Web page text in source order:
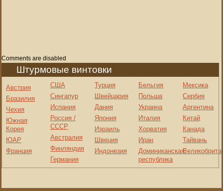
Comments are disabled
Штурмовые винтовки
Австрия
Бразилия
Чехия
Южная
Корея
ЮАР
Франция
США
Сингапур
Испания
Россия /
СССР
Австралия
Финляндия
Германия
Турция
Швейцария
Дания
Япония
Израиль
Швеция
Индонезия
Бельгия
Польша
Украина
Италия
Хорватия
Иран
Доминиканская
республика
Мексика
Сербия
Аргентина
Китай
Канада
Тайвань